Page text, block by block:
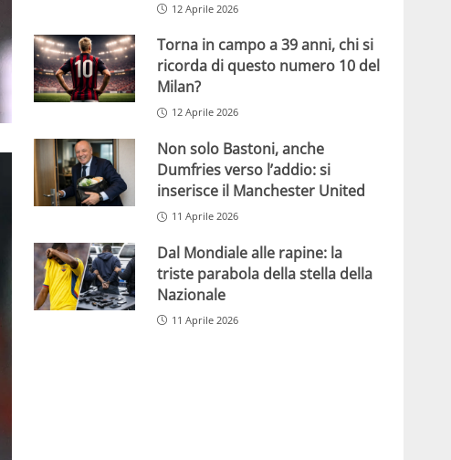
12 Aprile 2026
Torna in campo a 39 anni, chi si
ricorda di questo numero 10 del
Milan?
12 Aprile 2026
Non solo Bastoni, anche
Dumfries verso l’addio: si
inserisce il Manchester United
11 Aprile 2026
Dal Mondiale alle rapine: la
triste parabola della stella della
Nazionale
11 Aprile 2026